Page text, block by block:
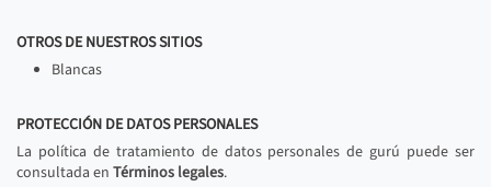
OTROS DE NUESTROS SITIOS
Blancas
PROTECCIÓN DE DATOS PERSONALES
La política de tratamiento de datos personales de gurú puede ser
consultada en Términos legales.